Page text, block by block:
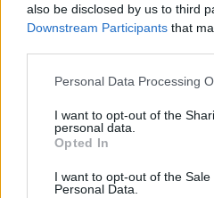
also be disclosed by us to third
Downstream Participants that
Please note that this website/
not limited to your visit or usage
grant or deny consent to
use your data for below
consent section.
Personal Data Processing
I want to opt-out of the
personal data.
Opted In
I want to opt-out of the Sale
Personal Data.
Hirdetés